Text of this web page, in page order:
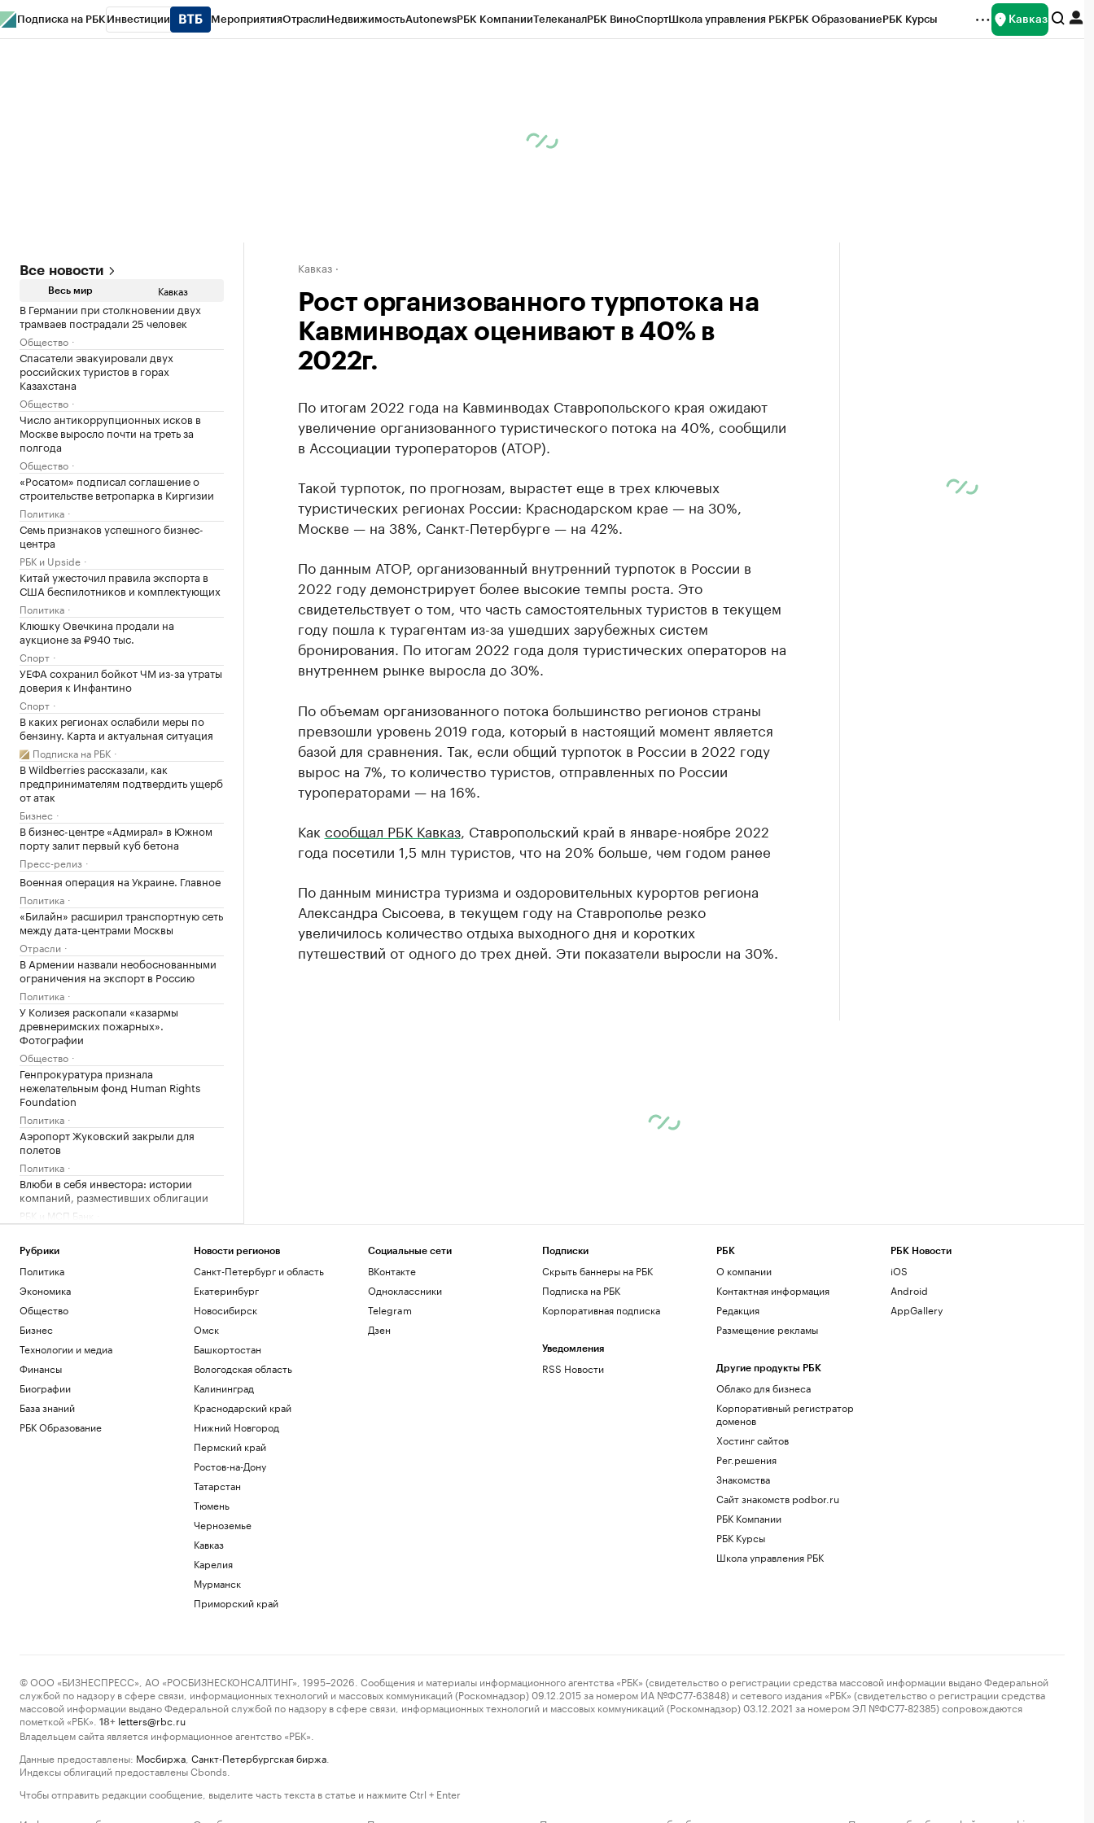
Подписка на РБК Инвестиции МероприятияОтраслиНедвижимостьAutonewsРБК КомпанииТелеканалРБК ВиноСпортШкола управления РБКРБК ОбразованиеРБК Курсы Кавказ
Все новости
Весь мир Кавказ
В Германии при столкновении двух
трамваев пострадали 25 человек
Общество
Спасатели эвакуировали двух
российских туристов в горах
Казахстана
Общество
Число антикоррупционных исков в
Москве выросло почти на треть за
полгода
Общество
«Росатом» подписал соглашение о
строительстве ветропарка в Киргизии
Политика
Семь признаков успешного бизнес-
центра
РБК и Upside
Китай ужесточил правила экспорта в
США беспилотников и комплектующих
Политика
Клюшку Овечкина продали на
аукционе за ₽940 тыс.
Спорт
УЕФА сохранил бойкот ЧМ из-за утраты
доверия к Инфантино
Спорт
В каких регионах ослабили меры по
бензину. Карта и актуальная ситуация
Подписка на РБК
В Wildberries рассказали, как
предпринимателям подтвердить ущерб
от атак
Бизнес
В бизнес-центре «Адмирал» в Южном
порту залит первый куб бетона
Пресс-релиз
Военная операция на Украине. Главное
Политика
«Билайн» расширил транспортную сеть
между дата-центрами Москвы
Отрасли
В Армении назвали необоснованными
ограничения на экспорт в Россию
Политика
У Колизея раскопали «казармы
древнеримских пожарных».
Фотографии
Общество
Генпрокуратура признала
нежелательным фонд Human Rights
Foundation
Политика
Аэропорт Жуковский закрыли для
полетов
Политика
Влюби в себя инвестора: истории
компаний, разместивших облигации
РБК и МСП Банк
кластера по огранке алмазов
После ввода правил MiCA для крипты в
ЕС мошенники придумали новую схему
Крипто
Кавказ
Рост организованного турпотока на
Кавминводах оценивают в 40% в
2022г.
По итогам 2022 года на Кавминводах Ставропольского края ожидают
увеличение организованного туристического потока на 40%, сообщили
в Ассоциации туроператоров (АТОР).
Такой турпоток, по прогнозам, вырастет еще в трех ключевых
туристических регионах России: Краснодарском крае — на 30%,
Москве — на 38%, Санкт-Петербурге — на 42%.
По данным АТОР, организованный внутренний турпоток в России в
2022 году демонстрирует более высокие темпы роста. Это
свидетельствует о том, что часть самостоятельных туристов в текущем
году пошла к турагентам из-за ушедших зарубежных систем
бронирования. По итогам 2022 года доля туристических операторов на
внутреннем рынке выросла до 30%.
По объемам организованного потока большинство регионов страны
превзошли уровень 2019 года, который в настоящий момент является
базой для сравнения. Так, если общий турпоток в России в 2022 году
вырос на 7%, то количество туристов, отправленных по России
туроператорами — на 16%.
Как сообщал РБК Кавказ, Ставропольский край в январе-ноябре 2022
года посетили 1,5 млн туристов, что на 20% больше, чем годом ранее
По данным министра туризма и оздоровительных курортов региона
Александра Сысоева, в текущем году на Ставрополье резко
увеличилось количество отдыха выходного дня и коротких
путешествий от одного до трех дней. Эти показатели выросли на 30%.
Рубрики
Политика
Экономика
Общество
Бизнес
Технологии и медиа
Финансы
Биографии
База знаний
РБК Образование
Новости регионов
Санкт-Петербург и область
Екатеринбург
Новосибирск
Омск
Башкортостан
Вологодская область
Калининград
Краснодарский край
Нижний Новгород
Пермский край
Ростов-на-Дону
Татарстан
Тюмень
Черноземье
Кавказ
Карелия
Мурманск
Приморский край
Социальные сети
ВКонтакте
Одноклассники
Telegram
Дзен
Подписки
Скрыть баннеры на РБК
Подписка на РБК
Корпоративная подписка
Уведомления
RSS Новости
РБК
О компании
Контактная информация
Редакция
Размещение рекламы
Другие продукты РБК
Облако для бизнеса
Корпоративный регистратор
доменов
Хостинг сайтов
Рег.решения
Знакомства
Сайт знакомств podbor.ru
РБК Компании
РБК Курсы
Школа управления РБК
РБК Новости
iOS
Android
AppGallery
© ООО «БИЗНЕСПРЕСС», АО «РОСБИЗНЕСКОНСАЛТИНГ», 1995–2026. Сообщения и материалы информационного агентства «РБК» (свидетельство о регистрации средства массовой информации выдано Федеральной
службой по надзору в сфере связи, информационных технологий и массовых коммуникаций (Роскомнадзор) 09.12.2015 за номером ИА №ФС77-63848) и сетевого издания «РБК» (свидетельство о регистрации средства
массовой информации выдано Федеральной службой по надзору в сфере связи, информационных технологий и массовых коммуникаций (Роскомнадзор) 03.12.2021 за номером ЭЛ №ФС77-82385) сопровождаются
пометкой «РБК».
18+ letters@rbc.ru
Владельцем сайта является информационное агентство «РБК».
Данные предоставлены: Мосбиржа Санкт-Петербургская биржа
Индексы облигаций предоставлены Cbonds.
Чтобы отправить редакции сообщение, выделите часть текста в статье и нажмите Ctrl + Enter